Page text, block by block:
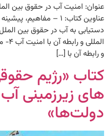
عنوان: امنیت آب در حقوق بین
و رابطه آن با […]
کتاب «رژیم
های زیرزمینی
دولت‌ها»